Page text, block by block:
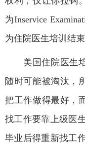
为Inservice
为住院医生培训结
美国住院医生
随时可能被淘汰，
把工作做得最好，
找工作要靠上级医
毕业后得重新找工